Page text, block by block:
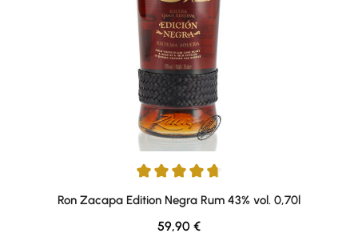
Durchschnittliche Bewertung von 4.84 von 5 Sternen
Ron Zacapa Edition Negra Rum 43% vol. 0,70l
Regulärer Preis:
59,90 €